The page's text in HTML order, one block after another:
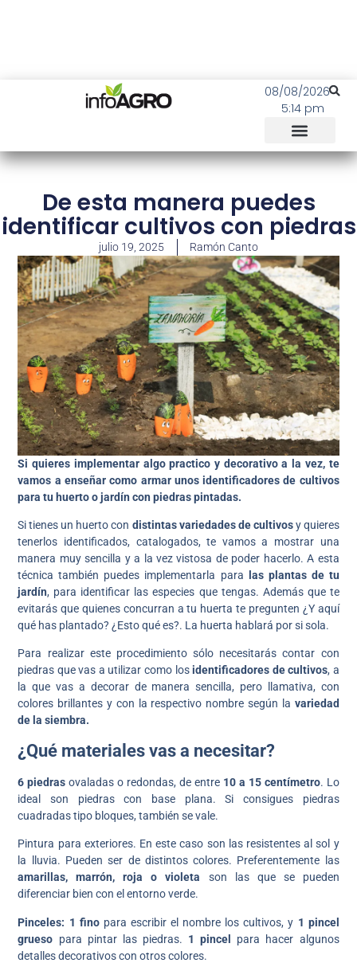
08/08/2026
5:14 pm
De esta manera puedes
identificar cultivos con piedras
julio 19, 2025 Ramón Canto
Si quieres implementar algo practico y decorativo a la vez, te
vamos a enseñar como armar unos identificadores de cultivos
para tu huerto o jardín con piedras pintadas.
Si tienes un huerto con distintas variedades de cultivosy quieres
tenerlos identificados, catalogados, te vamos a mostrar una
manera muy sencilla y a la vez vistosa de poder hacerlo. A esta
técnica también puedes implementarla para
las plantas de tu
jardín, para identificar las especies que tengas. Además que te
evitarás que quienes concurran a tu huerta te pregunten ¿Y aquí
qué has plantado? ¿Esto qué es?. La huerta hablará por si sola.
Para realizar este procedimiento sólo necesitarás contar con
piedras que vas a utilizar como losidentificadores de cultivos, a
la que vas a decorar de manera sencilla, pero llamativa, con
colores brillantes y con la respectivo nombre según la variedad
de la siembra.
¿Qué materiales vas a necesitar?
6 piedrasovaladas o redondas, de entre 10 a 15 centímetro. Lo
ideal son piedras con base plana. Si consigues piedras
cuadradas tipo bloques, también se vale.
Pintura para exteriores. En este caso son las resistentes al sol y
la lluvia. Pueden ser de distintos colores. Preferentemente las
amarillas, marrón, roja o violeta son las que se pueden
diferenciar bien con el entorno verde.
Pinceles: 1 finopara escribir el nombre los cultivos, y 1 pincel
grueso para pintar las piedras. 1 pincel para hacer algunos
detalles decorativos con otros colores.